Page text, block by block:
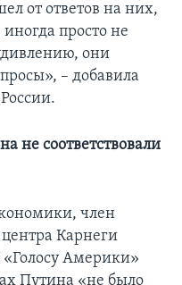
от ответов на них,
просто не
они
– добавила
не соответствовали
член
центра Карнеги
Америки»
Путина «не было